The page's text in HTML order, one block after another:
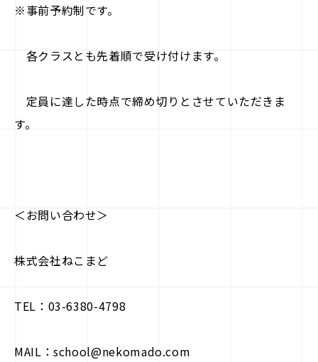
※事前予約制です。
各クラスとも先着順で受け付けます。
定員に達した時点で締め切りとさせていただきま
す。
＜お問い合わせ＞
株式会社ねこまど
TEL：03-6380-4798
MAIL：school@nekomado.com